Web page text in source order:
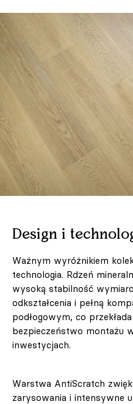
Design i
Ważnym wyróżnikiem
technologia. Rdzeń
wysoką stabilność
odkształcenia i pełną
podłogowym, co
bezpieczeństwo montażu
inwestycjach.
Warstwa AntiScratch
zarysowania i intensywne